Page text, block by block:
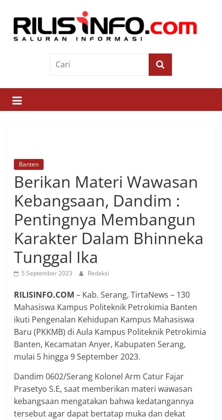
contentRilis
Saluran
Informasi
Banten
Berikan Materi Wawasan
Kebangsaan, Dandim :
Pentingnya Membangun
Karakter Dalam Bhinneka
Tunggal Ika
5 September 2023 Redaksi
RILISINFO.COM – Kab. Serang, TirtaNews – 130
Mahasiswa Kampus Politeknik Petrokimia Banten
ikuti Pengenalan Kehidupan Kampus Mahasiswa
Baru (PKKMB) di Aula Kampus Politeknik Petrokimia
Banten, Kecamatan Anyer, Kabupaten Serang,
mulai 5 hingga 9 September 2023.
Dandim 0602/Serang Kolonel Arm Catur Fajar
Prasetyo S.E, saat memberikan materi wawasan
kebangsaan mengatakan bahwa kedatangannya
tersebut agar dapat bertatap muka dan dekat